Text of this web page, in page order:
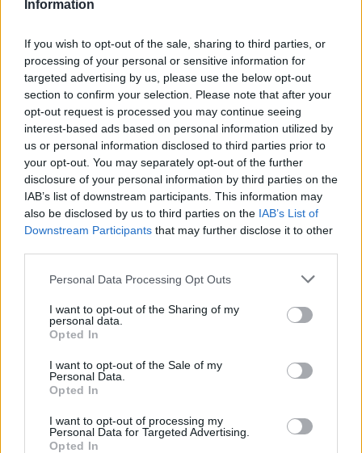
Information
If you wish to opt-out of the sale, sharing to third parties, or
processing of your personal or sensitive information for
targeted advertising by us, please use the below opt-out
section to confirm your selection. Please note that after your
opt-out request is processed you may continue seeing
interest-based ads based on personal information utilized by
us or personal information disclosed to third parties prior to
your opt-out. You may separately opt-out of the further
disclosure of your personal information by third parties on the
IAB’s list of downstream participants. This information may
also be disclosed by us to third parties on the IAB’s List of
Downstream Participants that may further disclose it to other
Personal Data Processing Opt Outs
I want to opt-out of the Sharing of my
personal data.
Opted In
I want to opt-out of the Sale of my
Personal Data.
Opted In
I want to opt-out of processing my
Personal Data for Targeted Advertising.
Opted In
Maurberger, atleta con sei vittorie in Coppa Europa e
numerosi piazzamenti nella top ten di Coppa del Mondo,
mentre il lato più spettacolare e creativo della neve è
incarnato daMarkus Eder , icona del freeski internazionale
e protagonista del celebre video The Ultimate Run.
In Valle Aurina l’inverno diventa così un racconto a più voci:
fatto di sport e silenzi, di tradizioni antiche e visioni
vivere la montagna nella sua forma più autentica,
lasciandosi guidare dalle persone che la rendono unica.